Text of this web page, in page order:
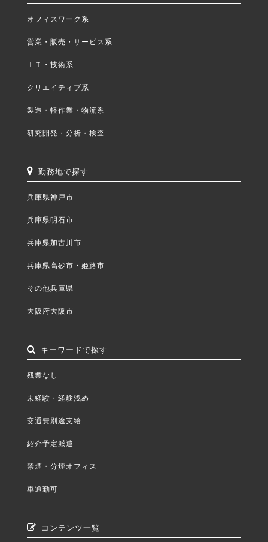
オフィスワーク系
営業・販売・サービス系
ＩＴ・技術系
クリエイティブ系
製造・軽作業・物流系
研究開発・分析・検査
勤務地で探す
兵庫県神戸市
兵庫県明石市
兵庫県加古川市
兵庫県高砂市・姫路市
その他兵庫県
大阪府大阪市
キーワードで探す
残業なし
未経験・経験浅め
交通費別途支給
紹介予定派遣
禁煙・分煙オフィス
車通勤可
コンテンツ一覧